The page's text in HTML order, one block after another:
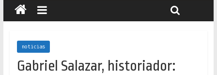
noticias
Gabriel Salazar, historiador: